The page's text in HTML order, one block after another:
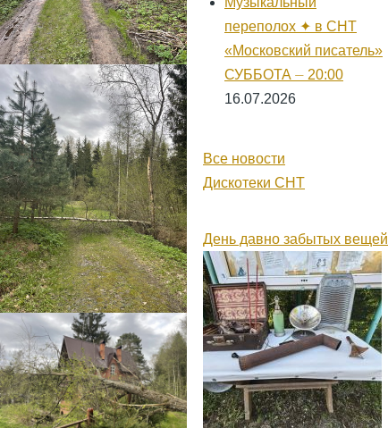
переполох ✦ в СНТ
«Московский писатель»
СУББОТА ⏤ 20:00
16.07.2026
Все новости
Дискотеки СНТ
День давно забытых вещей